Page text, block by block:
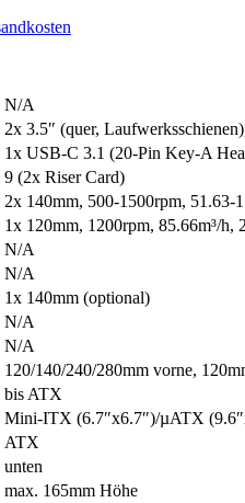
N/​A
2x 3.5″ (quer,
1x USB-C 3.1 (20-Pin Key-A
9 (2x Riser Card)
2x 140mm, 500-1500rpm, 51.63-
1x 120mm, 1200rpm, 85.66m³/​h,
N/​A
N/​A
1x 140mm (optional)
N/​A
N/​A
120/​140/​240/​280mm vorne,
bis ATX
Mini-ITX (6.7″x6.7″)/µATX
ATX
unten
max. 165mm Höhe